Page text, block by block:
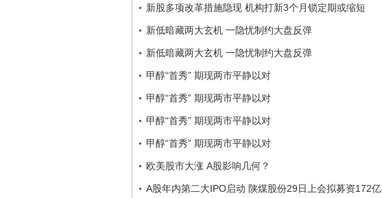
新股多项改革措施隐现 机构打新3个月锁定期或缩短
新低暗藏两大玄机 一隐忧制约大盘反弹
新低暗藏两大玄机 一隐忧制约大盘反弹
甲醇“首秀” 期现两市平静以对
甲醇“首秀” 期现两市平静以对
甲醇“首秀” 期现两市平静以对
甲醇“首秀” 期现两市平静以对
欧美股市大涨 A股影响几何？
A股年内第二大IPO启动 陕煤股份29日上会拟募资172亿